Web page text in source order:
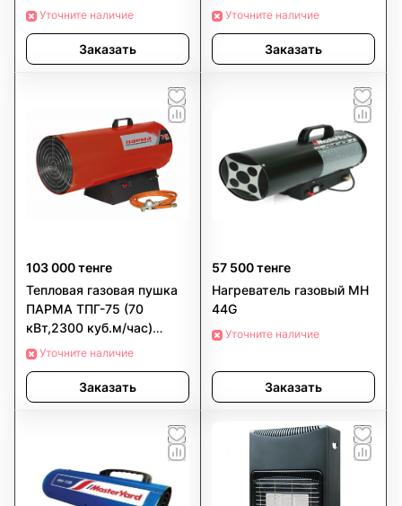
РОССИЯ
Уточните наличие
Заказать
РОССИЯ
Уточните наличие
Заказать
103 000 тенге
Тепловая газовая пушка
ПАРМА ТПГ-75 (70
кВт,2300 куб.м/час)
РОССИЯ
Уточните наличие
Заказать
57 500 тенге
Нагреватель газовый MH
44G
Уточните наличие
Заказать